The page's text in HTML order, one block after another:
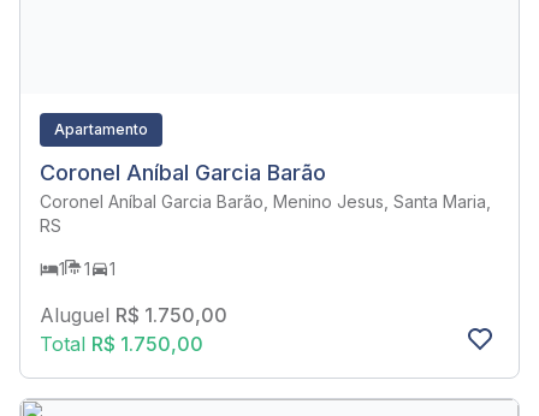
Apartamento
Coronel Aníbal Garcia Barão
Coronel Aníbal Garcia Barão, Menino Jesus, Santa Maria,
RS
1 1 1
Aluguel R$ 1.750,00
Total R$ 1.750,00